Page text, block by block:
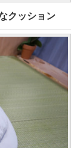
クッション